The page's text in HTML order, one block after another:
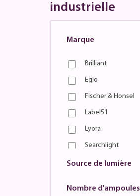
industrielle
Marque
Brilliant
Eglo
Fischer & Honsel
Label51
Lyora
Searchlight
Stars of Light
Urban Interiors
Source de lumière
Nombre d'ampoules